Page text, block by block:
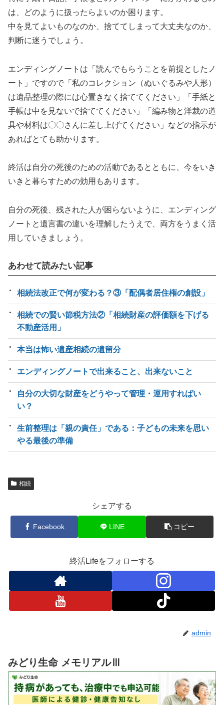
は、どのように扱ったらよいのか困ります。
中を見てよいものなのか、捨ててしまって大丈夫なのか、
判断に迷うでしょう。
エンディングノートは「読んでもらうことを前提としたノ
ート」ですので「私のコレクション（ぬいぐるみや人形）
は遺品整理の際には心置きなく捨ててください」「手紙と
手帳は中を見ないで捨ててください」「編み物と洋裁の道
具や材料は〇〇さんに差し上げてください」などの指示が
あればとても助かります。
終活は自分の死後のための活動であるとともに、今をいき
いきと暮らすための効用もあります。
自分の死後、残された人が困らないように、エンディング
ノートと遺言書の違いを理解したうえで、両方をうまく活
用していきましょう。
あわせて読みたい記事
相続法改正で何が変わる？③「配偶者居住権の創設」
相続での賢い節税方法②「相続財産の評価額を下げる
不動産活用」
本当は怖い遺産相続の遺留分
エンディングノートで出来ること、出来ないこと
自分の大切な財産をどうやって管理・運用すればい
い？
生前整理は「親の責任」である：子どもの未来を思い
やる最後の準備
相続
シェアする
Facebook LINE コピー
終活Lifeをフォローする
admin
みどり生命 メモリアルⅢ